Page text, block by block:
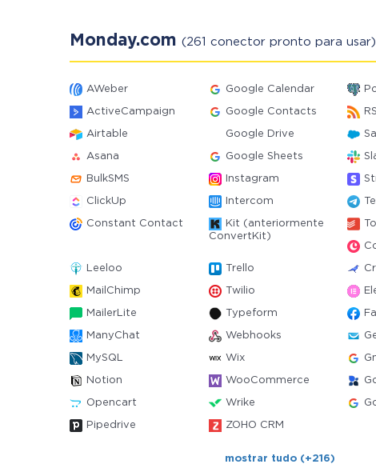
Monday.com (261 conector pronto para usar)
AWeber Google Calendar
ActiveCampaign Google Contacts
Airtable Google Drive
Asana Google Sheets
BulkSMS Instagram
ClickUp Intercom
Constant Contact
Kit (anteriormente
ConvertKit)
Leeloo Trello
MailChimp Twilio
MailerLite Typeform
ManyChat Webhooks
MySQL Wix
Notion WooCommerce
Opencart Wrike
Pipedrive ZOHO CRM
mostrar tudo (+216)